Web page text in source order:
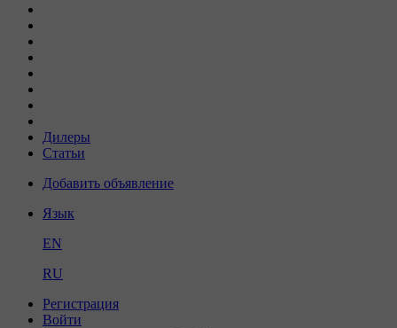
Дилеры
Статьи
Добавить объявление
Язык
EN
RU
Регистрация
Войти